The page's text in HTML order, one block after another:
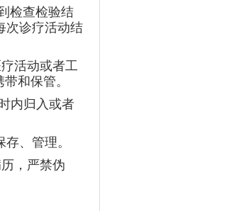
检查检验结
次诊疗活动结
活动或者工
和保管。
内归入或者
、管理。
，严禁伪